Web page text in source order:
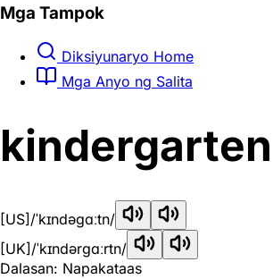
Mga Tampok
Diksiyunaryo Home
Mga Anyo ng Salita
kindergarten
[US] /ˈkɪndəɡɑːtn/
[UK] /ˈkɪndərɡɑːrtn/
Dalasan: Napakataas